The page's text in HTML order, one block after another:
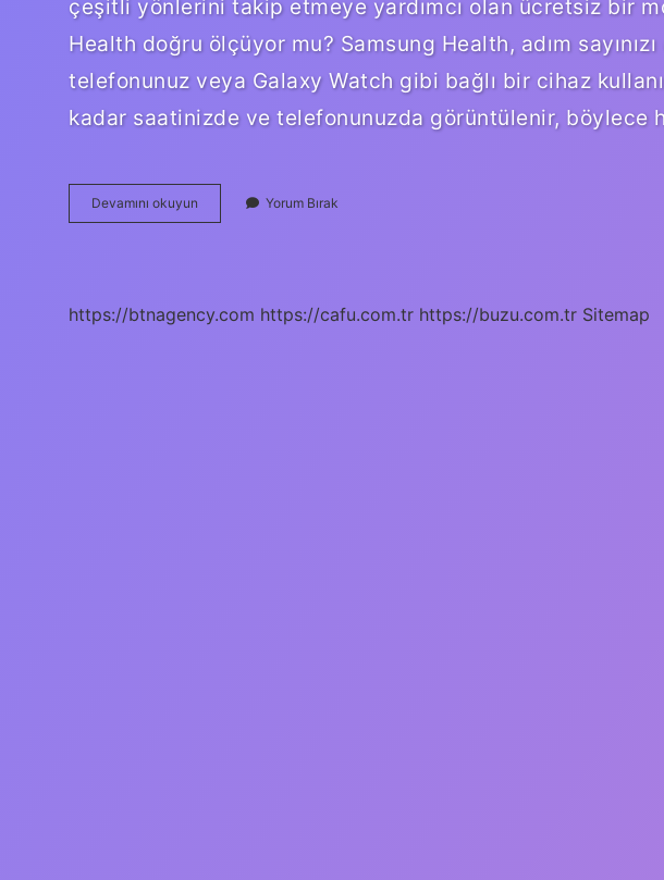
çeşitli yönlerini takip etmeye yardımcı olan ücretsiz bir
Health doğru ölçüyor mu? Samsung Health, adım
telefonunuz veya Galaxy Watch gibi bağlı bir cihaz
kadar saatinizde ve telefonunuzda görüntülenir, böylece
Devamını okuyun Samsung
Health
Yorum Bırak
https://btnagency.com https://cafu.com.tr https://buzu.com.tr Sitemap